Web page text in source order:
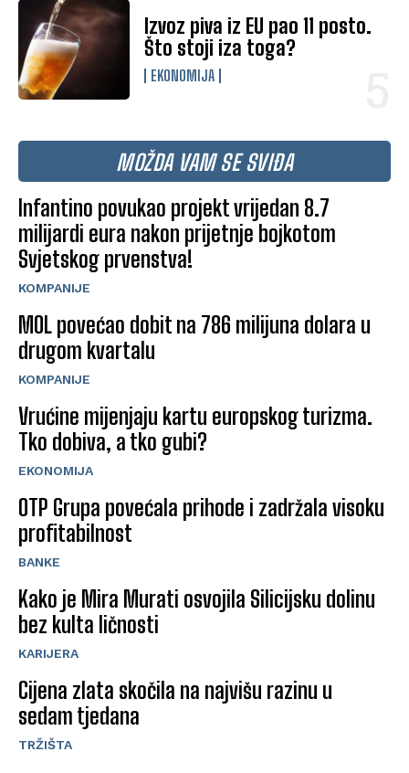
Izvoz piva iz EU pao 11 posto.
Što stoji iza toga?
EKONOMIJA
MOŽDA VAM SE SVIĐA
Infantino povukao projekt vrijedan 8.7
milijardi eura nakon prijetnje bojkotom
Svjetskog prvenstva!
KOMPANIJE
MOL povećao dobit na 786 milijuna dolara u
drugom kvartalu
KOMPANIJE
Vrućine mijenjaju kartu europskog turizma.
Tko dobiva, a tko gubi?
EKONOMIJA
OTP Grupa povećala prihode i zadržala visoku
profitabilnost
BANKE
Kako je Mira Murati osvojila Silicijsku dolinu
bez kulta ličnosti
KARIJERA
Cijena zlata skočila na najvišu razinu u
sedam tjedana
TRŽIŠTA